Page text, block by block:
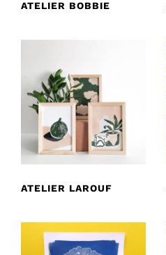
ATELIER BOBBIE
ATELIER LAROUF